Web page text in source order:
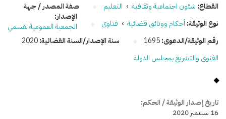
القطاع: شئون اجتماعية وثقافية › التعليم
نوع الوثيقة:أحكام ووثائق قضائية › فتاوى
رقم الوثيقة/الدعوى:1695 سنة الإصدار/السنة القضائية:2020
صفة المصدر / جهة
الإصدار:
الجمعية العمومية لقسمي
الفتوى والتشريع بمجلس الدولة
تاريخ إصدار الوثيقة / الحكم:
16 سبتمبر 2020